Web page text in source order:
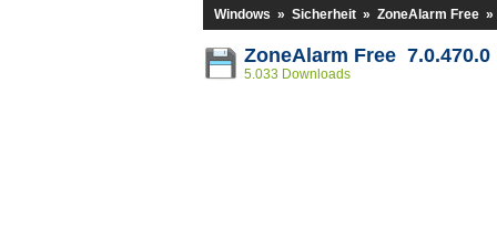
Windows » Sicherheit » ZoneAlarm Free »
ZoneAlarm Free 7.0.470.0
5.033 Downloads